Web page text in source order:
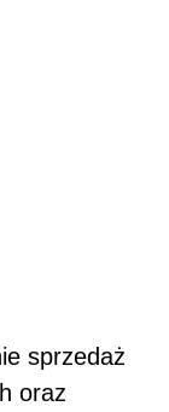
sprzedaż
oraz